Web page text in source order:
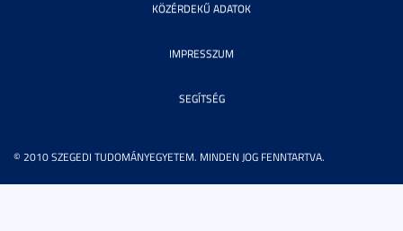
© 2010 SZEGEDI TUDOMÁNYEGYETEM. MINDEN JOG FENNTARTVA.
KÖZÉRDEKŰ ADATOK
IMPRESSZUM
SEGÍTSÉG